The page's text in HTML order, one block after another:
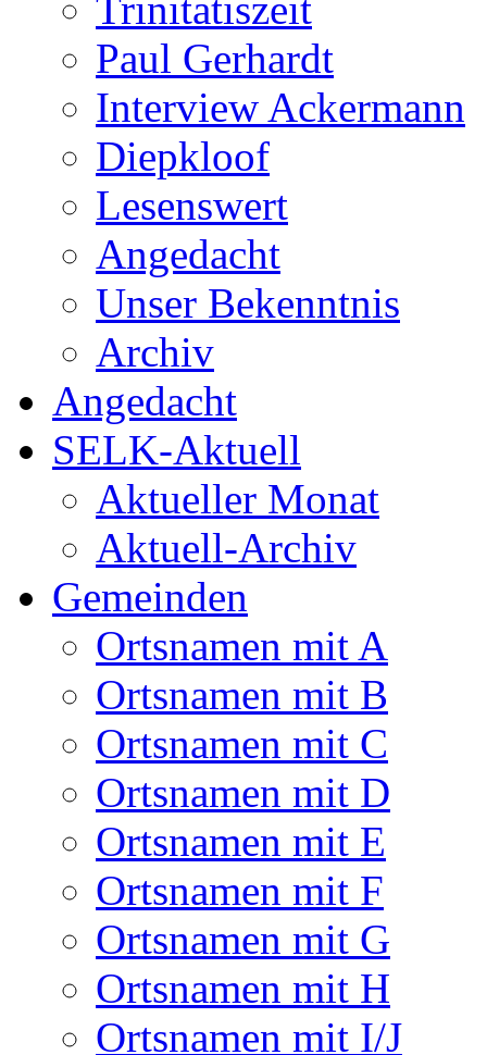
Paul Gerhardt
Interview Ackermann
Diepkloof
Lesenswert
Angedacht
Unser Bekenntnis
Archiv
Angedacht
SELK-Aktuell
Aktueller Monat
Aktuell-Archiv
Gemeinden
Ortsnamen mit A
Ortsnamen mit B
Ortsnamen mit C
Ortsnamen mit D
Ortsnamen mit E
Ortsnamen mit F
Ortsnamen mit G
Ortsnamen mit H
Ortsnamen mit I/J